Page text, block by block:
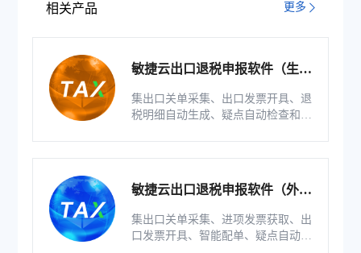
相关产品 更多
敏捷云出口退税申报软件（生产
集出口关单采集、出口发票开具、退
税明细自动生成、疑点自动检查和调
敏捷云出口退税申报软件（外贸
集出口关单采集、进项发票获取、出
口发票开具、智能配单、疑点自动检